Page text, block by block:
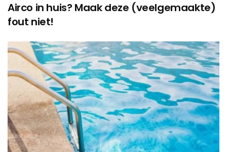
Airco in huis? Maak deze (veelgemaakte)
fout niet!